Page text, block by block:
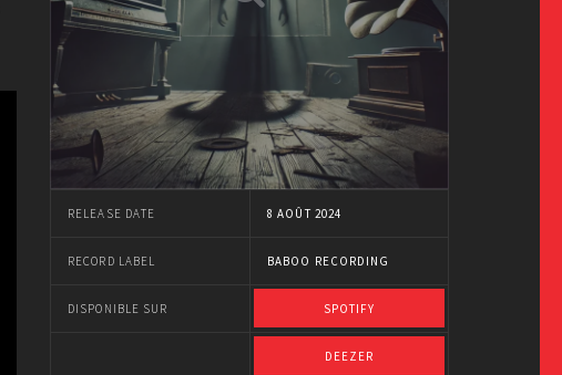
RELEASE DATE 8 AOÛT 2024
RECORD LABEL BABOO RECORDING
DISPONIBLE SUR SPOTIFY
DEEZER